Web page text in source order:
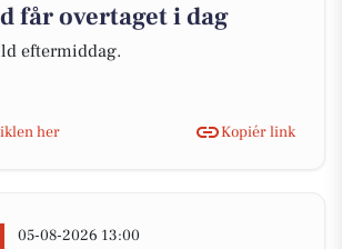
får overtaget i dag
eftermiddag.
her
Kopiér link
05-08-2026 13:00